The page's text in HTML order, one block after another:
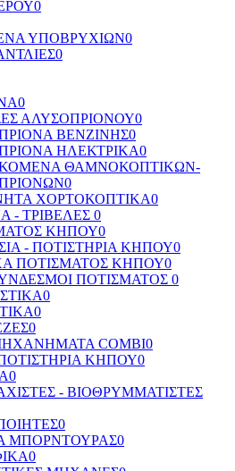
0
ΥΠΟΒΡΥΧΙΩΝ0
0
0
ΑΛΥΣΟΠΡΙΟΝΟΥ0
ΒΕΝΖΙΝΗΣ0
ΗΛΕΚΤΡΙΚΑ0
ΘΑΜΝOΚΟΠΤΙΚΩΝ-
0
ΧΟΡΤΟΚΟΠΤΙΚΑ0
- ΤΡΙΒΕΛΕΣ 0
ΚΗΠΟΥ0
- ΠΟΤΙΣΤΗΡΙΑ ΚΗΠΟΥ0
ΠΟΤΙΣΜΑΤΟΣ ΚΗΠΟΥ0
ΠΟΤΙΣΜΑΤΟΣ 0
0
0
0
COMBI0
ΚΗΠΟΥ0
0
- ΒΙΟΘΡΥΜΜΑΤΙΣΤΕΣ
0
ΜΠΟΡΝΤΟΥΡΑΣ0
0